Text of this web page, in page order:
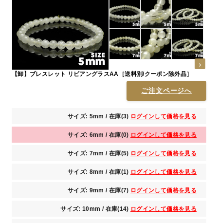
【卸】ブレスレット リビアングラスAA［送料別/クーポン除外品］
ご注文ページへ
サイズ: 5mm / 在庫(3) ログインして価格を見る
サイズ: 6mm / 在庫(0) ログインして価格を見る
サイズ: 7mm / 在庫(5) ログインして価格を見る
サイズ: 8mm / 在庫(1) ログインして価格を見る
サイズ: 9mm / 在庫(7) ログインして価格を見る
サイズ: 10mm / 在庫(14) ログインして価格を見る